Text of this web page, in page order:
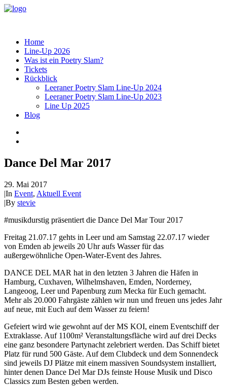
Home
Line-Up 2026
Was ist ein Poetry Slam?
Tickets
Rückblick
Leeraner Poetry Slam Line-Up 2024
Leeraner Poetry Slam Line-Up 2023
Line Up 2025
Blog
Dance Del Mar 2017
29. Mai 2017
|In Event, Aktuell Event
|By stevie
#musikdurstig präsentiert die Dance Del Mar Tour 2017
Freitag 21.07.17 gehts in Leer und am Samstag 22.07.17 wieder
von Emden ab jeweils 20 Uhr aufs Wasser für das
außergewöhnliche Open-Water-Event des Jahres.
DANCE DEL MAR hat in den letzten 3 Jahren die Häfen in
Hamburg, Cuxhaven, Wilhelmshaven, Emden, Norderney,
Langeoog, Leer und Papenburg zum Mecka für Euch gemacht.
Mehr als 20.000 Fahrgäste zählen wir nun und freuen uns jedes Jahr
auf neue, mit Euch auf dem Wasser zu feiern!
Gefeiert wird wie gewohnt auf der MS KOI, einem Eventschiff der
Extraklasse. Auf 1100m² Veranstaltungsfläche wird auf drei Decks
eine ganz besondere Partynacht zelebriert werden. Das Schiff bietet
Platz für rund 500 Gäste. Auf dem Clubdeck und dem Sonnendeck
sind jeweils DJ Plätze mit einem massiven Soundsystem installiert,
hinter denen Dance Del Mar DJs feinste House Musik und Disco
Classics zum Besten geben werden.